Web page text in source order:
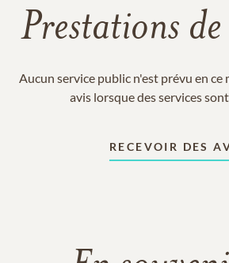
Prestations
Aucun service public n'est prévu en ce
avis lorsque des services
RECEVOIR DES